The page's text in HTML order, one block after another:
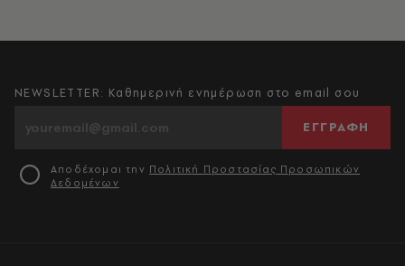
NEWSLETTER: Καθημερινή ενημέρωση στο email σου
ΕΓΓΡΑΦΗ
Αποδέχομαι την Πολιτική Προστασίας Προσωπικών
Δεδομένων